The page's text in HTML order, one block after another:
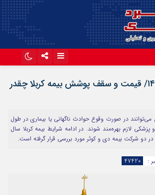
بیمه کربلا سال ۱۴۰۴/ قیمت و سقف پوشش بیمه کربلا چقدر
می‌توانند در صورت وقوع حوادث ناگهانی یا بیماری در طول
لازم بهره‌مند شوند. در ادامه شرایط بیمه کربلا سال
:
47420